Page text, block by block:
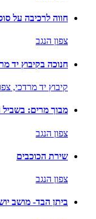
חווה לרכיבה על
צפון הנגב
חנוכה בקיבוץ יד
קיבוץ יד מרדכי,
מבוך מרים:
צפון הנגב
שירת הכוכבים
צפון הנגב
ביתן הבד- מושב